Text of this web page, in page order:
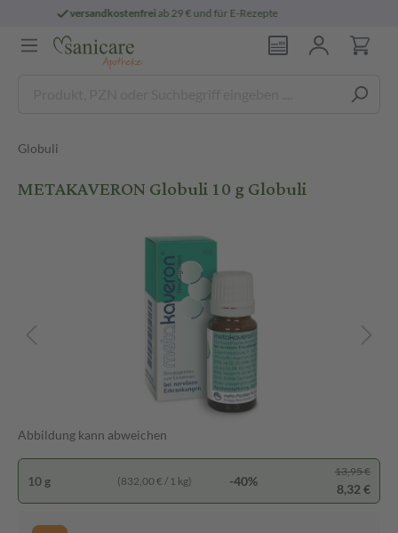
E-Rezepte persönliche
Globuli
METAKAVERON Globuli 10 g Globuli
Abbildung kann abweichen
10 g (832,00 € / 1 kg) -40%
13,95 €
8,32 €